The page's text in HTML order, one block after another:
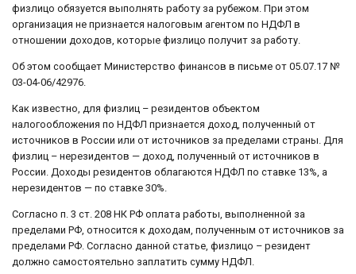
физлицо обязуется выполнять работу за рубежом. При этом
организация не признается налоговым агентом по НДФЛ в
отношении доходов, которые физлицо получит за работу.
Об этом сообщает Министерство финансов в письме от 05.07.17 №
03-04-06/42976.
Как известно, для физлиц – резидентов объектом
налогообложения по НДФЛ признается доход, полученный от
источников в России или от источников за пределами страны. Для
физлиц – нерезидентов — доход, полученный от источников в
России. Доходы резидентов облагаются НДФЛ по ставке 13%, а
нерезидентов — по ставке 30%.
Согласно п. 3 ст. 208 НК РФ оплата работы, выполненной за
пределами РФ, относится к доходам, полученным от источников за
пределами РФ. Согласно данной статье, физлицо – резидент
должно самостоятельно заплатить сумму НДФЛ.